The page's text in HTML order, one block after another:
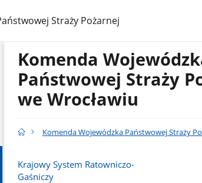
Straży Pożarnej
Komenda
Państwowej Straży
we Wrocławiu
Komenda Wojewódzka Państwowej Straży
Krajowy System Ratowniczo-
Gaśniczy